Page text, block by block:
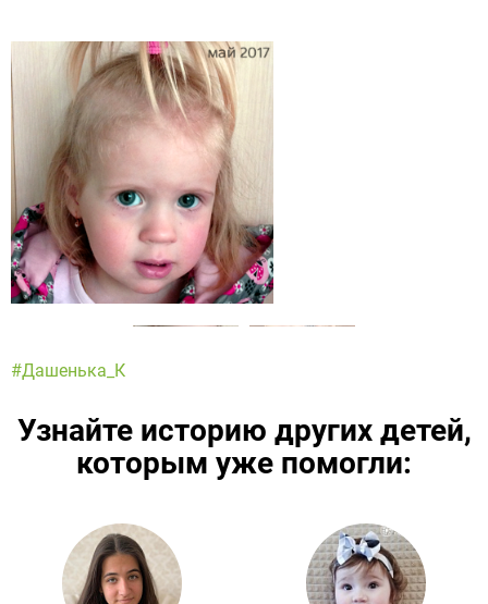
#Дашенька_К
Узнайте историю других детей,
которым уже помогли:
Подробнее